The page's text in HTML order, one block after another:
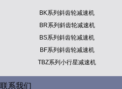
BK系列斜齿轮减速机
BR系列斜齿轮减速机
BS系列斜齿轮减速机
BF系列斜齿轮减速机
TBZ系列小行星减速机
联系我们